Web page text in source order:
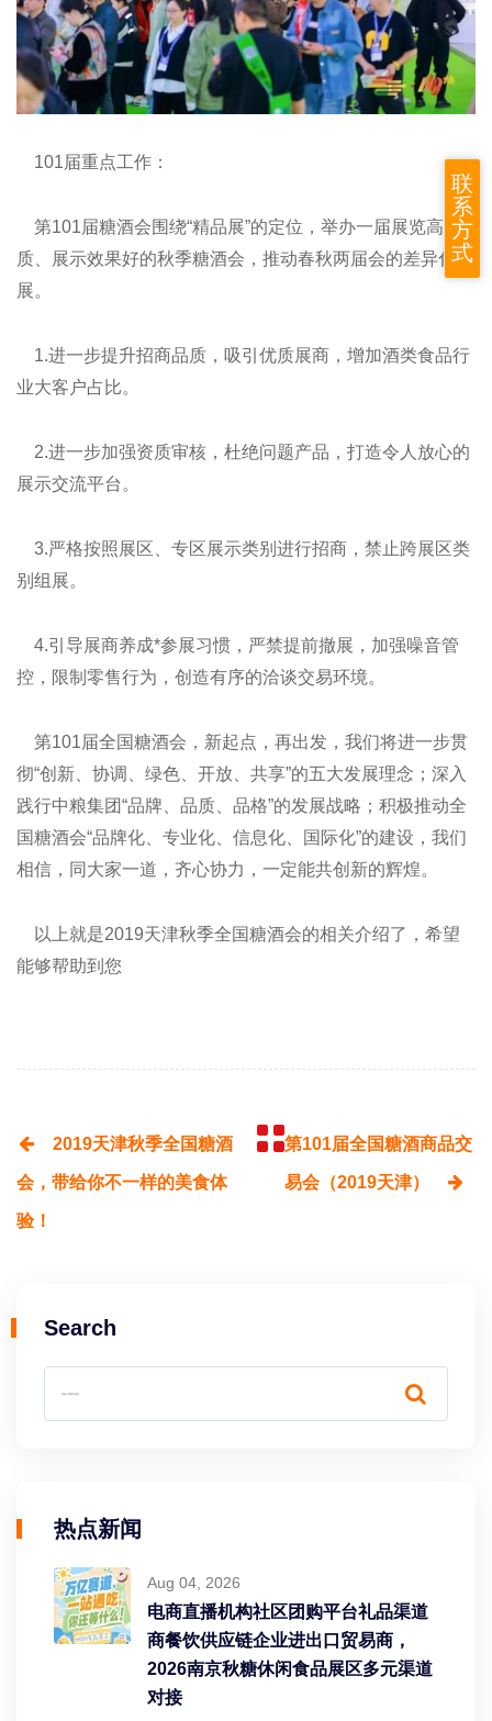
101届重点工作：
第101届糖酒会围绕“精品展”的定位，举办一届展览高品
质、展示效果好的秋季糖酒会，推动春秋两届会的差异化发
展。
1.进一步提升招商品质，吸引优质展商，增加酒类食品行
业大客户占比。
2.进一步加强资质审核，杜绝问题产品，打造令人放心的
展示交流平台。
3.严格按照展区、专区展示类别进行招商，禁止跨展区类
别组展。
4.引导展商养成*参展习惯，严禁提前撤展，加强噪音管
控，限制零售行为，创造有序的洽谈交易环境。
第101届全国糖酒会，新起点，再出发，我们将进一步贯
彻“创新、协调、绿色、开放、共享”的五大发展理念；深入
践行中粮集团“品牌、品质、品格”的发展战略；积极推动全
国糖酒会“品牌化、专业化、信息化、国际化”的建设，我们
相信，同大家一道，齐心协力，一定能共创新的辉煌。
以上就是2019天津秋季全国糖酒会的相关介绍了，希望
能够帮助到您
2019天津秋季全国糖酒
会，带给你不一样的美食体
验！
第101届全国糖酒商品交
易会（2019天津）
Search
热点新闻
Aug 04, 2026
电商直播机构社区团购平台礼品渠道
商餐饮供应链企业进出口贸易商，
2026南京秋糖休闲食品展区多元渠道
对接
联
系
方
式